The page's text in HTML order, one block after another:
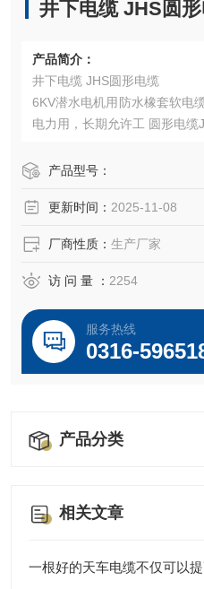
井下电缆 JHS圆
产品简介：
井下电缆 JHS圆形电缆
6KV潜水电机用防水橡套软电
电力用，长期允许工 圆形电缆
产品型号：
更新时间： 2025-11-08
厂商性质： 生产厂家
访 问 量 ： 2254
服务热线
0316-
产品分类
相关文章